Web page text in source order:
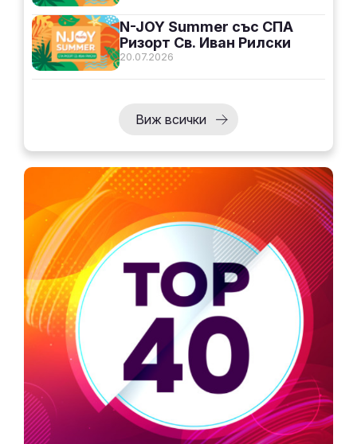
20.07.2026
N-JOY Summer със СПА
Ризорт Св. Иван Рилски
Виж всички